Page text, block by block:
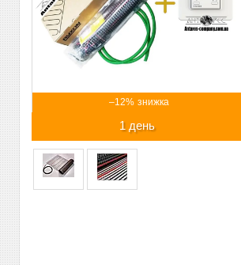
–12%
1 день